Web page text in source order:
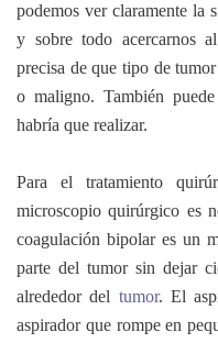
podemos ver claramente la
y sobre todo acercarnos
precisa de que tipo de
o maligno. También
habría que realizar.
Para el tratamiento
microscopio quirúrgico es
coagulación bipolar es un
parte del tumor sin dejar
alrededor del tumor. El
aspirador que rompe en